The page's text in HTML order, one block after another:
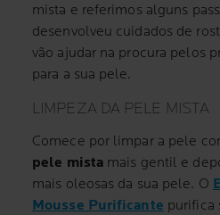
mista e referimos alguns
desenvolveu cuidados de
vão ajudar na procura pelos
para a sua pele.
LIMPEZA DA PELE MISTA
Comece por limpar a pele
pele mista mais gentil e
mais oleosas da sua pele. O
Mousse Purificante purifica